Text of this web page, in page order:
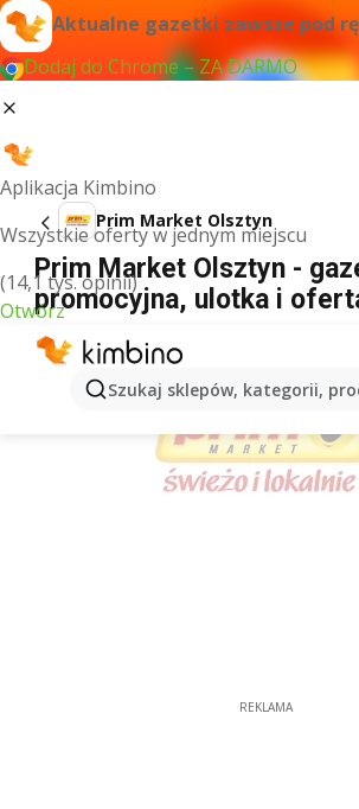
Aktualne gazetki zawsze pod
Dodaj do Chrome – ZA DARMO
Aplikacja Kimbino
Wszystkie oferty w jednym miejscu
(14,1 tys. opinii)
Otwórz
Szukaj sklepów, kategorii,
Prim Market Olsztyn
Prim Market Olsztyn -
promocyjna, ulotka i
REKLAMA